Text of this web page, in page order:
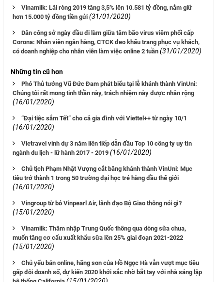
Vinamilk: Lãi ròng 2019 tăng 3,5% lên 10.581 tỷ đồng, nắm giữ
hơn 15.000 tỷ đồng tiền gửi (31/01/2020)
Dân công sở ngày đầu đi làm giữa tâm bão virus viêm phổi cấp
Corona: Nhân viên ngân hàng, CTCK đeo khẩu trang phục vụ khách,
có doanh nghiệp cho nhân viên làm việc online 2 tuần (31/01/2020)
Những tin cũ hơn
Phó Thủ tướng Vũ Đức Đam phát biểu tại lễ khánh thành VinUni:
Chúng tôi rất mong tinh thần này, trách nhiệm này được nhân rộng
(16/01/2020)
“Đại tiệc sắm Tết” cho cả gia đình với Viettel++ từ ngày 10/1
(16/01/2020)
Vietravel vinh dự 3 năm liên tiếp dẫn đầu Top 10 công ty uy tín
ngành du lịch - lữ hành 2017 - 2019 (16/01/2020)
Chủ tịch Phạm Nhật Vượng cắt băng khánh thành VinUni: Mục
tiêu trở thành 1 trong 50 trường đại học trẻ hàng đầu thế giới
(16/01/2020)
Vingroup từ bỏ Vinpearl Air, lãnh đạo Bộ Giao thông nói gì?
(15/01/2020)
Vinamilk: Thâm nhập Trung Quốc thông qua dòng sữa chua,
muốn tăng cơ cấu xuất khẩu sữa lên 25% giai đoạn 2021-2022
(15/01/2020)
Chủ yếu bán online, hãng son của Hồ Ngọc Hà vẫn vượt mục tiêu
gấp đôi doanh số, dự kiến 2020 khởi sắc nhờ bắt tay với nhà sáng lập